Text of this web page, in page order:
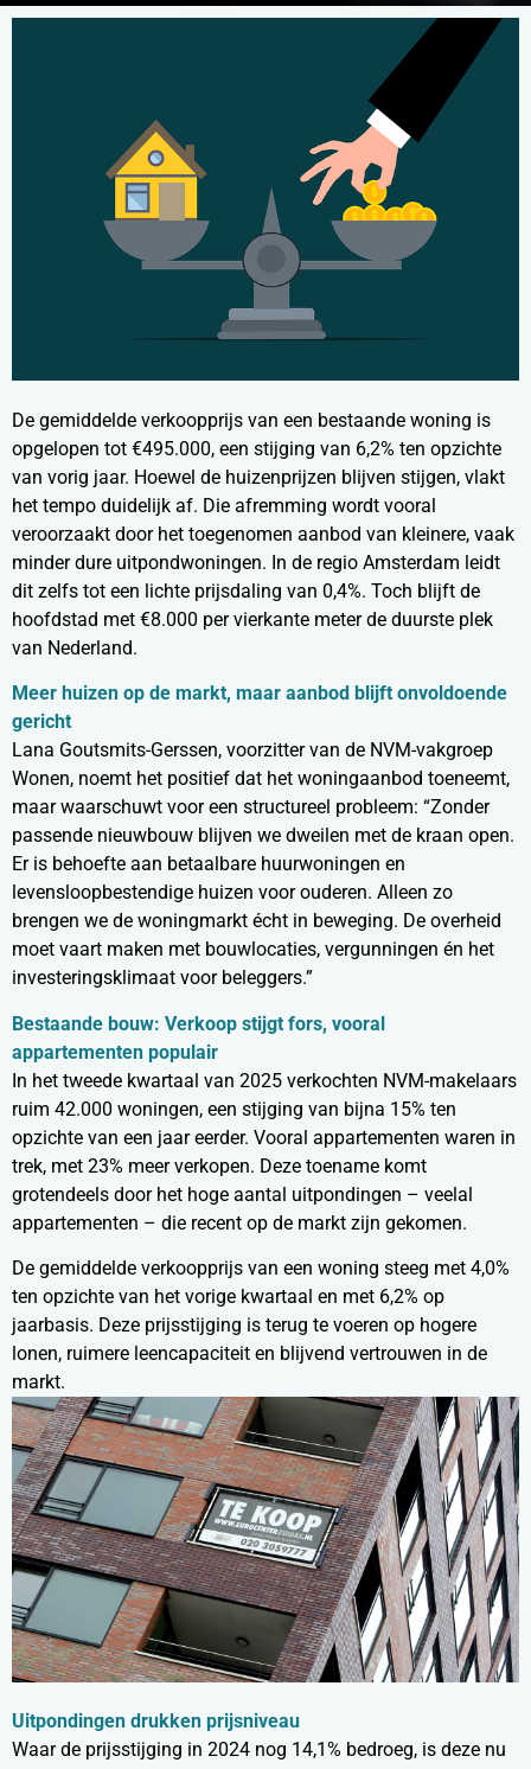
De gemiddelde verkoopprijs van een bestaande woning is
opgelopen tot €495.000, een stijging van 6,2% ten opzichte
van vorig jaar. Hoewel de huizenprijzen blijven stijgen, vlakt
het tempo duidelijk af. Die afremming wordt vooral
veroorzaakt door het toegenomen aanbod van kleinere, vaak
minder dure uitpondwoningen. In de regio Amsterdam leidt
dit zelfs tot een lichte prijsdaling van 0,4%. Toch blijft de
hoofdstad met €8.000 per vierkante meter de duurste plek
van Nederland.
Meer huizen op de markt, maar aanbod blijft onvoldoende
gericht
Lana Goutsmits-Gerssen, voorzitter van de NVM-vakgroep
Wonen, noemt het positief dat het woningaanbod toeneemt,
maar waarschuwt voor een structureel probleem: “Zonder
passende nieuwbouw blijven we dweilen met de kraan open.
Er is behoefte aan betaalbare huurwoningen en
levensloopbestendige huizen voor ouderen. Alleen zo
brengen we de woningmarkt écht in beweging. De overheid
moet vaart maken met bouwlocaties, vergunningen én het
investeringsklimaat voor beleggers.”
Bestaande bouw: Verkoop stijgt fors, vooral
appartementen populair
In het tweede kwartaal van 2025 verkochten NVM-makelaars
ruim 42.000 woningen, een stijging van bijna 15% ten
opzichte van een jaar eerder. Vooral appartementen waren in
trek, met 23% meer verkopen. Deze toename komt
grotendeels door het hoge aantal uitpondingen – veelal
appartementen – die recent op de markt zijn gekomen.
De gemiddelde verkoopprijs van een woning steeg met 4,0%
ten opzichte van het vorige kwartaal en met 6,2% op
jaarbasis. Deze prijsstijging is terug te voeren op hogere
lonen, ruimere leencapaciteit en blijvend vertrouwen in de
markt.
Uitpondingen drukken prijsniveau
Waar de prijsstijging in 2024 nog 14,1% bedroeg, is deze nu